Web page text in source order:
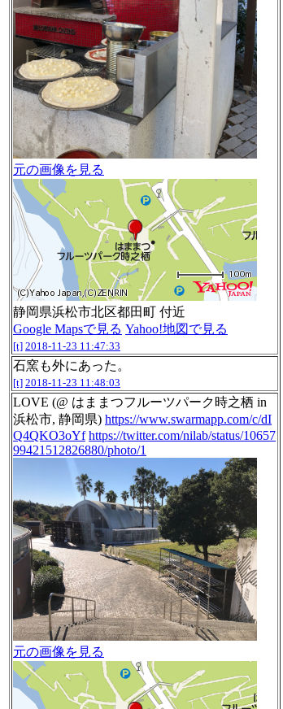
元の画像を見る
静岡県浜松市北区都田町 付近
Google Mapsで見る Yahoo!地図で見る
[t] 2018-11-23 11:47:33
石窯も外にあった。
[t] 2018-11-23 11:48:03
LOVE (@ はままつフルーツパーク時之栖 in
浜松市, 静岡県) https://www.swarmapp.com/c/dI
Q4QKO3oYf https://twitter.com/nilab/status/10657
99421512826880/photo/1
元の画像を見る